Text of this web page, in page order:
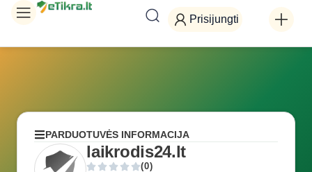
Prisijungti
PARDUOTUVĖS INFORMACIJA
laikrodis24.lt
(0)